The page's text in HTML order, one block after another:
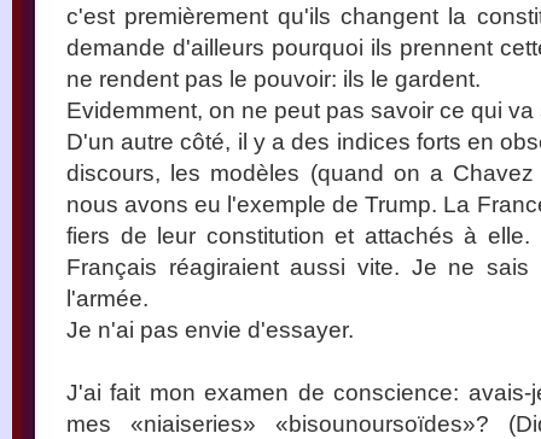
c'est premièrement qu'ils changent la
demande d'ailleurs pourquoi ils prennent
ne rendent pas le pouvoir: ils le gardent.
Evidemment, on ne peut pas savoir ce qui
D'un autre côté, il y a des indices forts en
discours, les modèles (quand on a
nous avons eu l'exemple de Trump. La
fiers de leur constitution et attachés à
Français réagiraient aussi vite. Je ne
l'armée.
Je n'ai pas envie d'essayer.
J'ai fait mon examen de conscience:
mes «niaiseries» «bisounoursoïdes»?